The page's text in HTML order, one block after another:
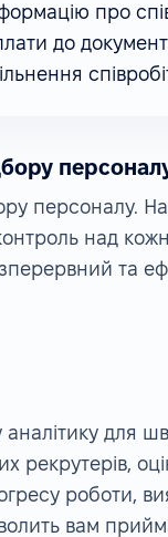
про
до
персоналу.
над
та
для
рекрутерів,
роботи,
вам